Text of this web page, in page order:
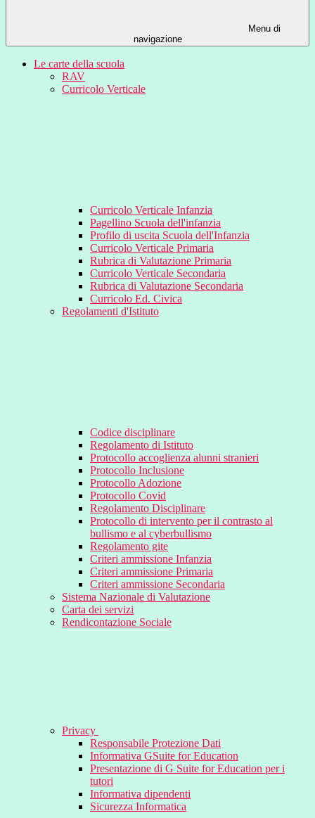
Menu di
navigazione
Le carte della scuola
RAV
Curricolo Verticale
Curricolo Verticale Infanzia
Pagellino Scuola dell'infanzia
Profilo di uscita Scuola dell'Infanzia
Curricolo Verticale Primaria
Rubrica di Valutazione Primaria
Curricolo Verticale Secondaria
Rubrica di Valutazione Secondaria
Curricolo Ed. Civica
Regolamenti d'Istituto
Codice disciplinare
Regolamento di Istituto
Protocollo accoglienza alunni stranieri
Protocollo Inclusione
Protocollo Adozione
Protocollo Covid
Regolamento Disciplinare
Protocollo di intervento per il contrasto al
bullismo e al cyberbullismo
Regolamento gite
Criteri ammissione Infanzia
Criteri ammissione Primaria
Criteri ammissione Secondaria
Sistema Nazionale di Valutazione
Carta dei servizi
Rendicontazione Sociale
Privacy
Responsabile Protezione Dati
Informativa GSuite for Education
Presentazione di G Suite for Education per i
tutori
Informativa dipendenti
Sicurezza Informatica